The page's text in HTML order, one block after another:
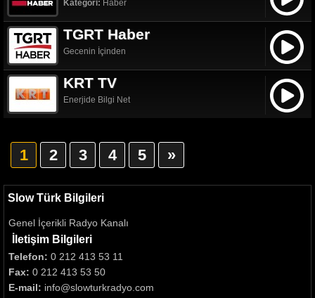
Kategori: Haber
TGRT Haber
Gecenin İçinden
KRT TV
Enerjide Bilgi Net
1 2 3 4 5 »
Slow Türk Bilgileri
Genel İçerikli Radyo Kanalı
İletişim Bilgileri
Telefon: 0 212 413 53 11
Fax: 0 212 413 53 50
E-mail: info@slowturkradyo.com